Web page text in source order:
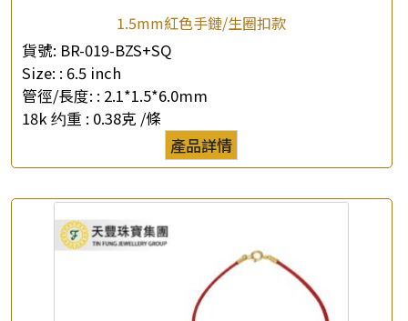
1.5mm紅色手鏈/生圈扣款
貨號: BR-019-BZS+SQ
Size: : 6.5 inch
管徑/長度: : 2.1*1.5*6.0mm
18k 约重 : 0.38克 /條
產品詳情